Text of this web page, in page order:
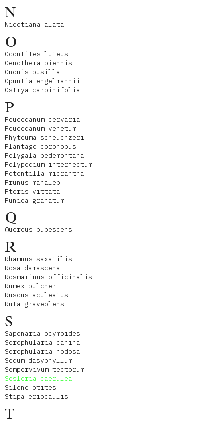
N
Nicotiana alata
O
Odontites luteus
Oenothera biennis
Ononis pusilla
Opuntia engelmannii
Ostrya carpinifolia
P
Peucedanum cervaria
Peucedanum venetum
Phyteuma scheuchzeri
Plantago coronopus
Polygala pedemontana
Polypodium interjectum
Potentilla micrantha
Prunus mahaleb
Pteris vittata
Punica granatum
Q
Quercus pubescens
R
Rhamnus saxatilis
Rosa damascena
Rosmarinus officinalis
Rumex pulcher
Ruscus aculeatus
Ruta graveolens
S
Saponaria ocymoides
Scrophularia canina
Scrophularia nodosa
Sedum dasyphyllum
Sempervivum tectorum
Sesleria caerulea
Silene otites
Stipa eriocaulis
T